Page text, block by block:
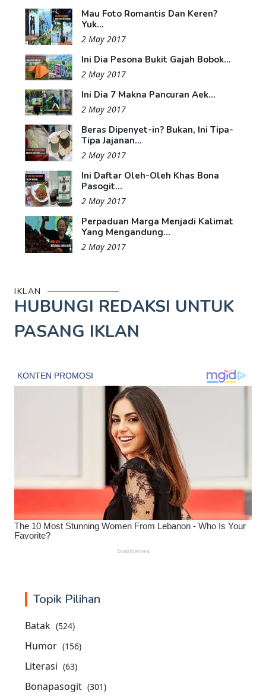
Mau Foto Romantis Dan Keren?
Yuk...
2 May 2017
Ini Dia Pesona Bukit Gajah Bobok...
2 May 2017
Ini Dia 7 Makna Pancuran Aek...
2 May 2017
Beras Dipenyet-in? Bukan, Ini Tipa-
Tipa Jajanan...
2 May 2017
Ini Daftar Oleh-Oleh Khas Bona
Pasogit...
2 May 2017
Perpaduan Marga Menjadi Kalimat
Yang Mengandung...
2 May 2017
IKLAN
HUBUNGI REDAKSI UNTUK
PASANG IKLAN
Topik Pilihan
Batak (524)
Humor (156)
Literasi (63)
Bonapasogit (301)